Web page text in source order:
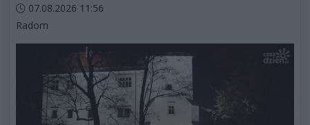
Data dodania artykułu:
07.08.2026 11:56
Kategorie artykułu:
Radom